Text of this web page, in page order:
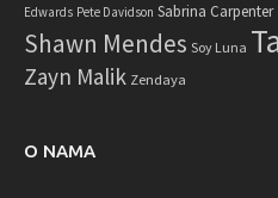
Edwards Pete Davidson Sabrina Carpenter
Shawn Mendes Soy Luna
Zayn Malik Zendaya
O NAMA